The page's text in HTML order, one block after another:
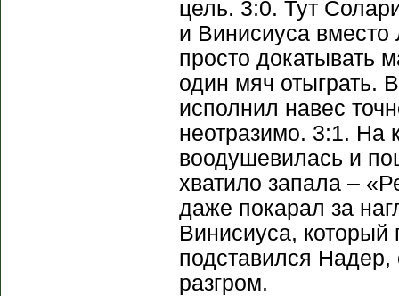
цель. 3:0. Тут
и Винисиуса
просто докатывать
один мяч отыграть.
исполнил навес
неотразимо. 3:1. На
воодушевилась и
хватило запала –
даже покарал за
Винисиуса,
подставился Надер,
разгром.